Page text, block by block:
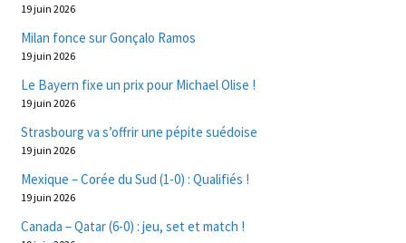
19 juin 2026
Milan fonce sur Gonçalo Ramos
19 juin 2026
Le Bayern fixe un prix pour Michael Olise !
19 juin 2026
Strasbourg va s’offrir une pépite suédoise
19 juin 2026
Mexique – Corée du Sud (1-0) : Qualifiés !
19 juin 2026
Canada – Qatar (6-0) : jeu, set et match !